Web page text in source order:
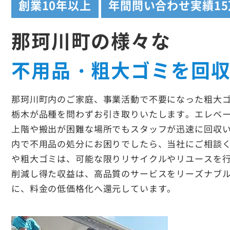
創業10年以上 年間問い合わせ実績
那珂川町の様々な
不用品・粗大ゴミを回
那珂川町内のご家庭、事業活動で不要になった粗大
栃木が品種を問わずお引き取りいたします。エレベ
上階や搬出が困難な場所でもスタッフが迅速に回収
内で不用品の処分にお困りでしたら、当社にご相談
や粗大ゴミは、可能な限りリサイクルやリユースを
削減し得た収益は、高品質のサービスをリーズナブ
に、料金の低価格化へ還元しています。